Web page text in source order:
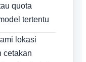
quota
tertentu
lokasi
cetakan